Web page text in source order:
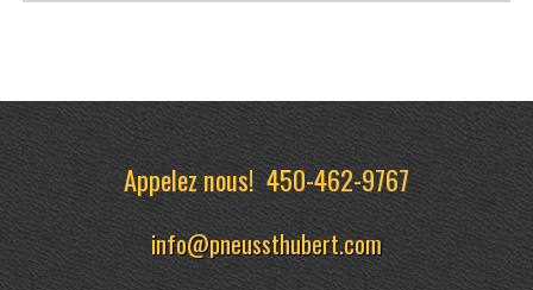
Appelez nous!450-462-9767
info@pneussthubert.com